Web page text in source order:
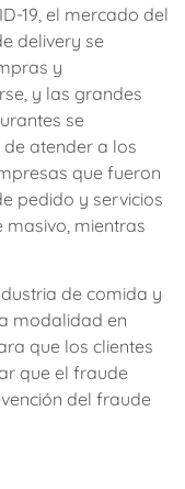
19, el mercado del
delivery se
y
y las grandes
se
atender a los
que fueron
pedido y servicios
masivo, mientras
de comida y
modalidad en
que los clientes
que el fraude
del fraude